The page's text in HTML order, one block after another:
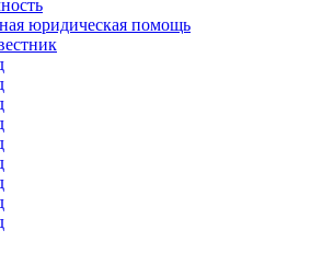
юридическая помощь